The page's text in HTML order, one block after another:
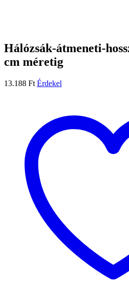
Hálózsák-átmeneti-
cm méretig
13.188 Ft Érdekel